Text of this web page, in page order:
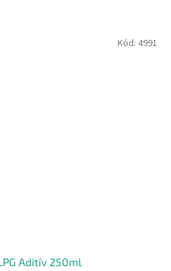
Aditív 250ml
Kód: 4991